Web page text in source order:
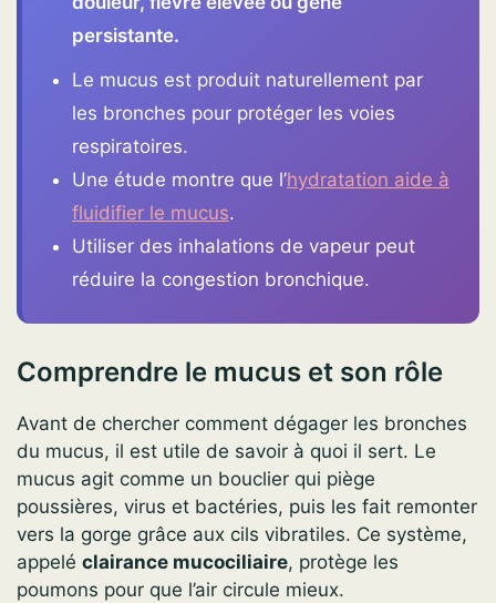
persistante.
Le mucus est produit naturellement par
les bronches pour protéger les voies
respiratoires.
Une étude montre que l’hydratation aide à
fluidifier le mucus.
Utiliser des inhalations de vapeur peut
réduire la congestion bronchique.
Comprendre le mucus et son rôle
Avant de chercher comment dégager les bronches
du mucus, il est utile de savoir à quoi il sert. Le
mucus agit comme un bouclier qui piège
poussières, virus et bactéries, puis les fait remonter
vers la gorge grâce aux cils vibratiles. Ce système,
appelé clairance mucociliaire, protège les
poumons pour que l’air circule mieux.